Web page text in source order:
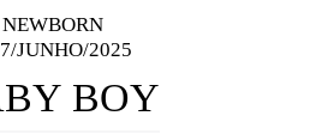
NEWBORN
JUNHO/2025
BOY